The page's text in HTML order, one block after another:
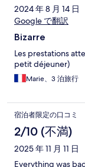
2024 年 8 月 14 日
Google で翻訳
Bizarre
Les prestations
petit déjeuner)
Marie、3 泊旅行
宿泊者限定の口コミ
2/10 (不満)
2025 年 11 月 11 日
Everything was